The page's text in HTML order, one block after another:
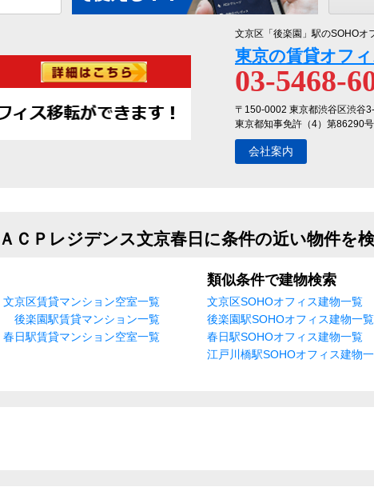
文京区「後楽園」駅のSOHOオ
東京の賃貸オフ
03-5468-
〒150-0002 東京都渋谷区渋谷
東京都知事免許（4）第86290号
会社案内
ＡＣＰレジデンス文京春日に条件の近い物件を
文京区賃貸マンション空室一覧
後楽園駅賃貸マンション一覧
春日駅賃貸マンション空室一覧
類似条件で建物検索
文京区SOHOオフィス建物一覧
後楽園駅SOHOオフィス建物一覧
春日駅SOHOオフィス建物一覧
江戸川橋駅SOHOオフィス建物